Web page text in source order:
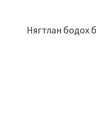
Нягтлан бодох